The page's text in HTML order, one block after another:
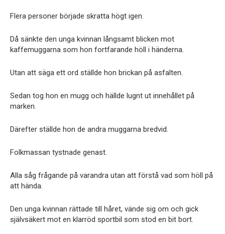
Flera personer började skratta högt igen.
Då sänkte den unga kvinnan långsamt blicken mot
kaffemuggarna som hon fortfarande höll i händerna.
Utan att säga ett ord ställde hon brickan på asfalten.
Sedan tog hon en mugg och hällde lugnt ut innehållet på
marken.
Därefter ställde hon de andra muggarna bredvid.
Folkmassan tystnade genast.
Alla såg frågande på varandra utan att förstå vad som höll på
att hända.
Den unga kvinnan rättade till håret, vände sig om och gick
självsäkert mot en klarröd sportbil som stod en bit bort.